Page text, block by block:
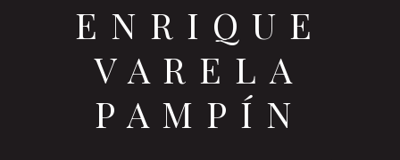
ENRIQUE
VARELA
PAMPÍN